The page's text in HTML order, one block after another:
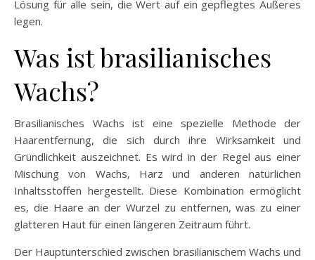
Lösung für alle sein, die Wert auf ein gepflegtes Äußeres
legen.
Was ist brasilianisches
Wachs?
Brasilianisches Wachs ist eine spezielle Methode der
Haarentfernung, die sich durch ihre Wirksamkeit und
Gründlichkeit auszeichnet. Es wird in der Regel aus einer
Mischung von Wachs, Harz und anderen natürlichen
Inhaltsstoffen hergestellt. Diese Kombination ermöglicht
es, die Haare an der Wurzel zu entfernen, was zu einer
glatteren Haut für einen längeren Zeitraum führt.
Der Hauptunterschied zwischen brasilianischem Wachs und